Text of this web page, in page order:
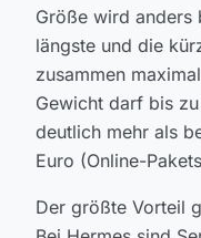
Größe wird anders
längste und die
zusammen
Gewicht darf bis
deutlich mehr als
Euro (Online-
Der größte Vorteil